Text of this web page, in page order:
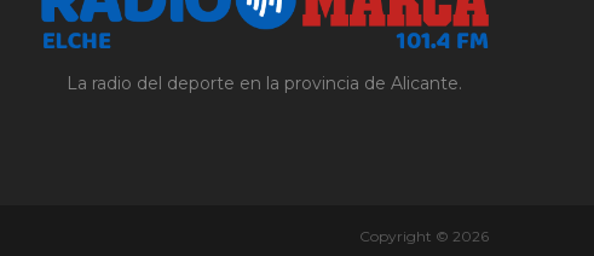
La radio del deporte en la provincia de Alicante.
Copyright © 2026